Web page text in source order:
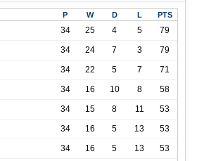
P W D L PTS
34 25 4 5
79
34 24 7 3
79
34 22 5 7
71
34 16 10 8
58
34 15 8 11
53
34 16 5 13
53
34 16 5 13
53